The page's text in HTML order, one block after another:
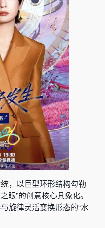
，以巨型环形结构勾勒
眼”的创意核心具象化。
旋律灵活变换形态的“水